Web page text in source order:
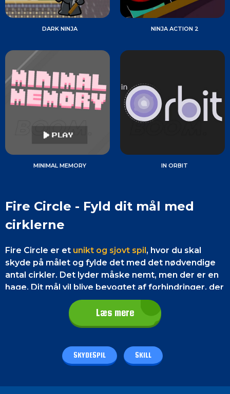
DARK NINJA NINJA ACTION 2
MINIMAL MEMORY IN ORBIT
Fire Circle - Fyld dit mål med
cirklerne
Fire Circle er et unikt og sjovt spil, hvor du skal
skyde på målet og fylde det med det nødvendige
antal cirkler. Det lyder måske nemt, men der er en
hage. Dit mål vil blive bevogtet af forhindringer, der
vil dreje rundt om det. Dette spil har glitchy grafik,
der vil give dig en
futuristisk stemning
vil give dig en tilfredsstillende følelse. Fire Circle er
som helst ved at bruge din browser.
Læs mere
SKYDESPIL SKILL